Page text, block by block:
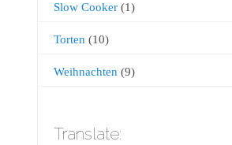
Slow Cooker(1)
Torten (10)
Weihnachten (9)
Translate: